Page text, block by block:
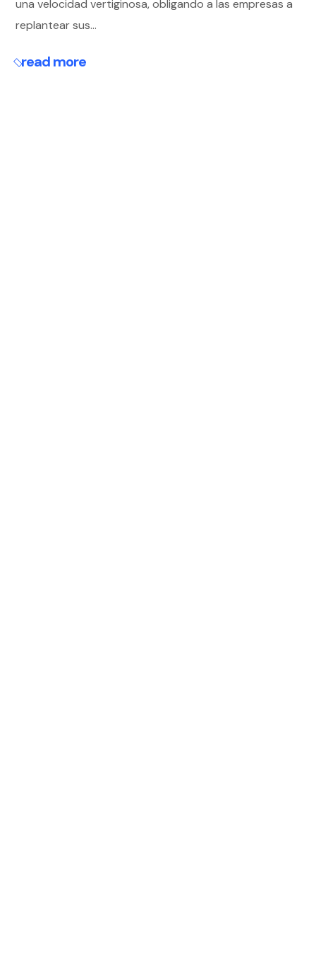
una velocidad vertiginosa, obligando a las empresas a
replantear sus...
read more